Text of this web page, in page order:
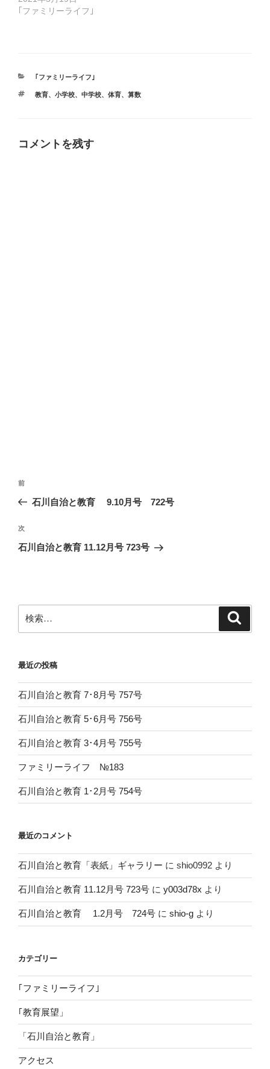
｢ファミリーライフ｣
カ
ゴ
｢ファミリーライフ｣
タ
教育、小学校、中学校、体育、 算数
コメントを残す
投
ナ
ビ
ゲ
ン
前
の
稿
前
石川自治と教育 9.10月号 722号
次
の
次
石川自治と教育 11.12月号 723号
索:
最近の投稿
石川自治と教育 7･8月号 757号
石川自治と教育 5･6月号 756号
石川自治と教育 3･4月号 755号
ファミリーライフ №183
石川自治と教育 1･2月号 754号
最近のコメント
石川自治と教育「表紙」ギャラリー に shio0992 より
石川自治と教育 11.12月号 723号 に y003d78x より
石川自治と教育 1.2月号 724号 に shio-g より
カテゴリー
｢ファミリーライフ｣
｢教育展望」
「石川自治と教育」
アクセス